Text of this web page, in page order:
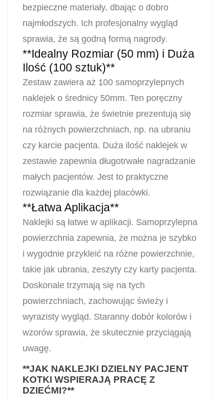
bezpieczne materiały, dbając o dobro
najmłodszych. Ich profesjonalny wygląd
sprawia, że są godną formą nagrody.
**Idealny Rozmiar (50 mm) i Duża
Ilość (100 sztuk)**
Zestaw zawiera aż 100 samoprzylepnych
naklejek o średnicy 50mm. Ten poręczny
rozmiar sprawia, że świetnie prezentują się
na różnych powierzchniach, np. na ubraniu
czy karcie pacjenta. Duża ilość naklejek w
zestawie zapewnia długotrwałe nagradzanie
małych pacjentów. Jest to praktyczne
rozwiązanie dla każdej placówki.
**Łatwa Aplikacja**
Naklejki są łatwe w aplikacji. Samoprzylepna
powierzchnia zapewnia, że można je szybko
i wygodnie przykleić na różne powierzchnie,
takie jak ubrania, zeszyty czy karty pacjenta.
Doskonale trzymają się na tych
powierzchniach, zachowując świeży i
wyrazisty wygląd. Staranny dobór kolorów i
wzorów sprawia, że skutecznie przyciągają
uwagę.
**JAK NAKLEJKI DZIELNY PACJENT
KOTKI WSPIERAJĄ PRACĘ Z
DZIEĆMI?**